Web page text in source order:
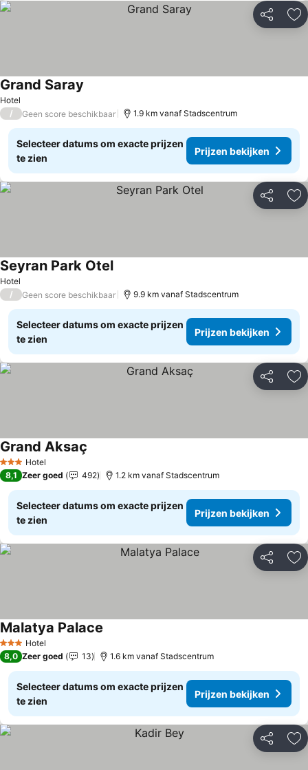
Delen
Hotel
Grand Saray
/ Geen score beschikbaar 1.9 km vanaf Stadscentrum
Selecteer datums om exacte prijzen
te zien
Prijzen bekijken
Delen
Hotel
Seyran Park OtelPrijzen bekijken
/ Geen score beschikbaar 9.9 km vanaf Stadscentrum
Selecteer datums om exacte prijzen
te zien
Prijzen bekijken
Delen
3 SterrenHotel
Grand Aksaç
8,1 Zeer goed 492 1.2 km vanaf Stadscentrum
Selecteer datums om exacte prijzen
te zien
Prijzen bekijken
Delen
3 SterrenHotel
Malatya Palace
8,0 Zeer goed 13 1.6 km vanaf Stadscentrum
Selecteer datums om exacte prijzen
te zien
Prijzen bekijken
Delen